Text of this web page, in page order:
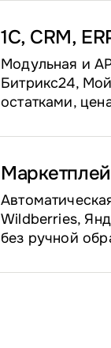
1С, CRM,
Модульная и
Битрикс24,
остатками,
Wildberries,
без ручной